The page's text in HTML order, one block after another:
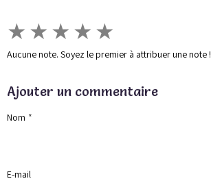
★★★★★
Aucune note. Soyez le premier à attribuer une note !
Ajouter un commentaire
Nom
E-mail